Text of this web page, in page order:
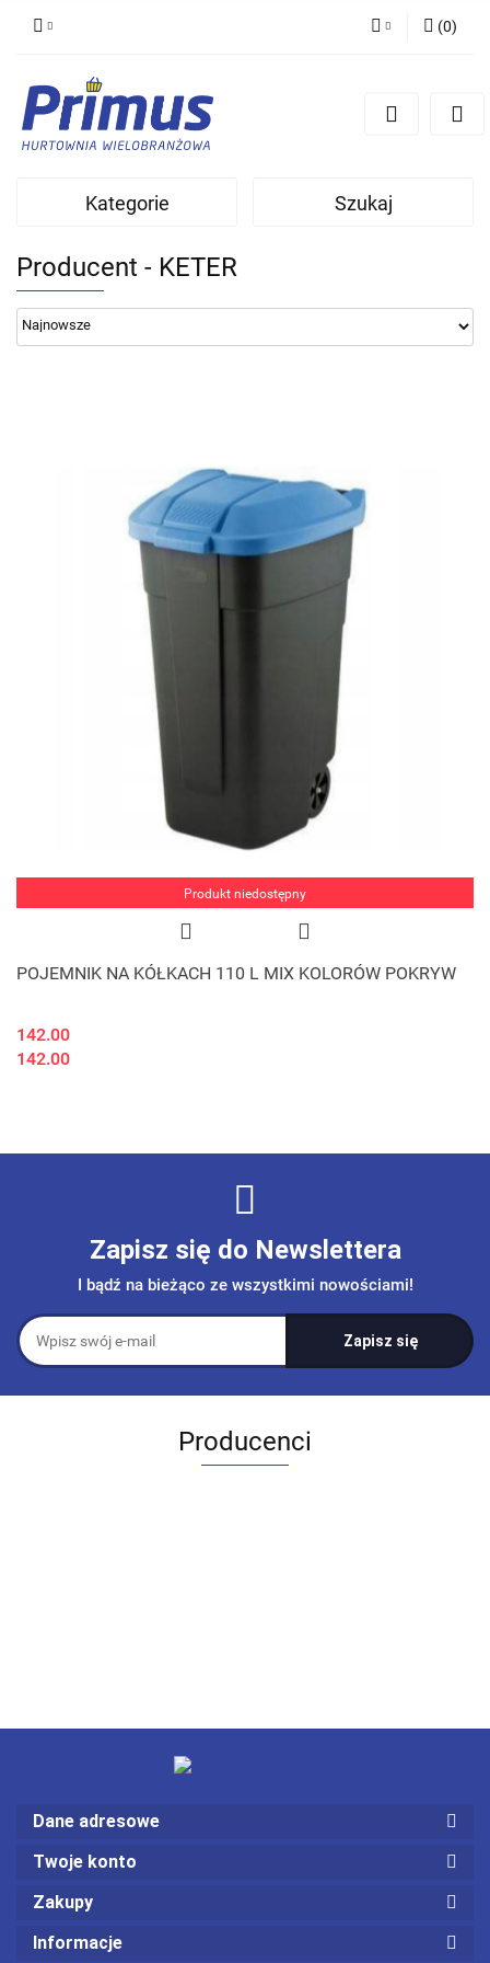
Zarejestruj się
(0)
Kategorie Szukaj
Producent - KETER
Produkt niedostępny
POJEMNIK NA KÓŁKACH 110 L MIX KOLORÓW POKRYW
142.00
142.00
Zapisz się do Newslettera
I bądź na bieżąco ze wszystkimi nowościami!
Producenci
Dane adresowe
Twoje konto
Zakupy
Informacje